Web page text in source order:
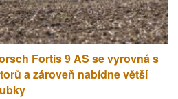
Fortis 9 AS se vyrovná s
a zároveň nabídne větší